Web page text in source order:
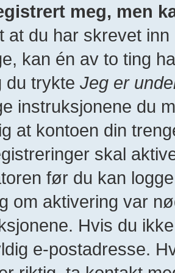
meg, men
at du har skrevet
kan én av to ting
du trykte Jeg er
instruksjonene du
at kontoen din
skal
før du kan
om aktivering var
Hvis du
e-postadresse.